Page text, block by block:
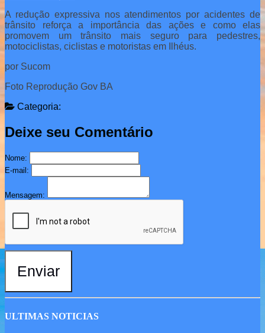
A redução expressiva nos atendimentos por acidentes de
trânsito reforça a importância das ações e como elas
promovem um trânsito mais seguro para pedestres,
motociclistas, ciclistas e motoristas em Ilhéus.
por Sucom
Foto Reprodução Gov BA
Categoria:
Deixe seu Comentário
Nome:
E-mail:
Mensagem:
Enviar
ULTIMAS NOTICIAS